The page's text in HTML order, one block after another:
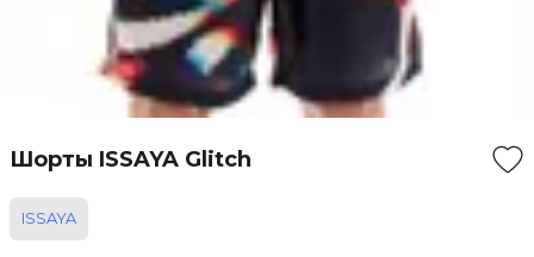
Шорты ISSAYA Glitch
ISSAYA